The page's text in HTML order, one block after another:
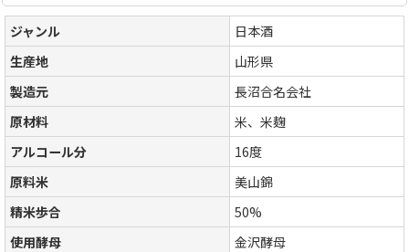
ジャンル
日本酒
生産地
山形県
製造元
長沼合名会社
原材料
米、米麹
アルコール分
16度
原料米
美山錦
精米歩合
50%
使用酵母
金沢酵母